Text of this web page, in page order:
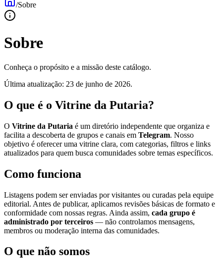
/Sobre
Sobre
Conheça o propósito e a missão deste catálogo.
Última atualização: 23 de junho de 2026.
O que é o Vitrine da Putaria?
O Vitrine da Putaria é um diretório independente que organiza e
facilita a descoberta de grupos e canais em Telegram. Nosso
objetivo é oferecer uma vitrine clara, com categorias, filtros e links
atualizados para quem busca comunidades sobre temas específicos.
Como funciona
Listagens podem ser enviadas por visitantes ou curadas pela equipe
editorial. Antes de publicar, aplicamos revisões básicas de formato e
conformidade com nossas regras. Ainda assim, cada grupo é
administrado por terceiros — não controlamos mensagens,
membros ou moderação interna das comunidades.
O que não somos